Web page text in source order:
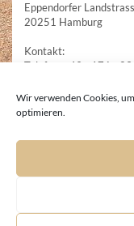
Wir verwenden Cookies,
optimieren.
Eppendorfer
20251 Hamburg
Kontakt:
Telefon: +49 - 176 -
Wir sind nicht bereit
vor